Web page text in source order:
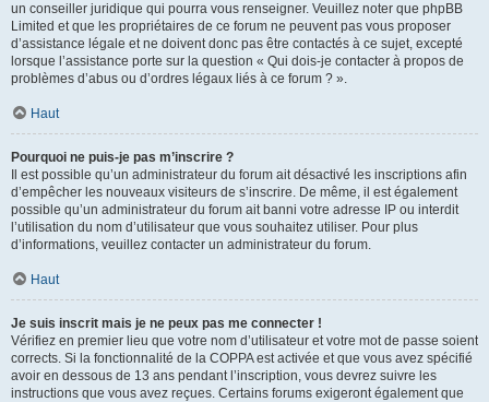
un conseiller juridique qui pourra vous renseigner. Veuillez noter que phpBB
Limited et que les propriétaires de ce forum ne peuvent pas vous proposer
d’assistance légale et ne doivent donc pas être contactés à ce sujet, excepté
lorsque l’assistance porte sur la question « Qui dois-je contacter à propos de
problèmes d’abus ou d’ordres légaux liés à ce forum ? ».
Haut
Pourquoi ne puis-je pas m’inscrire ?
Il est possible qu’un administrateur du forum ait désactivé les inscriptions afin
d’empêcher les nouveaux visiteurs de s’inscrire. De même, il est également
possible qu’un administrateur du forum ait banni votre adresse IP ou interdit
l’utilisation du nom d’utilisateur que vous souhaitez utiliser. Pour plus
d’informations, veuillez contacter un administrateur du forum.
Haut
Je suis inscrit mais je ne peux pas me connecter !
Vérifiez en premier lieu que votre nom d’utilisateur et votre mot de passe soient
corrects. Si la fonctionnalité de la COPPA est activée et que vous avez spécifié
avoir en dessous de 13 ans pendant l’inscription, vous devrez suivre les
instructions que vous avez reçues. Certains forums exigeront également que